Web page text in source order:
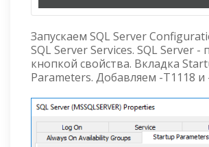
Запускаем SQL Server
SQL Server Services. SQL Server -
кнопкой свойства. Вкладка
Parameters. Добавляем -T1118 и